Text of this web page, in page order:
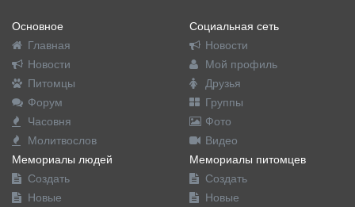
Основное
Главная
Новости
Питомцы
Форум
Часовня
Молитвослов
Социальная сеть
Новости
Мой профиль
Друзья
Группы
Фото
Видео
Мемориалы людей
Создать
Новые
Мемориалы питомцев
Создать
Новые